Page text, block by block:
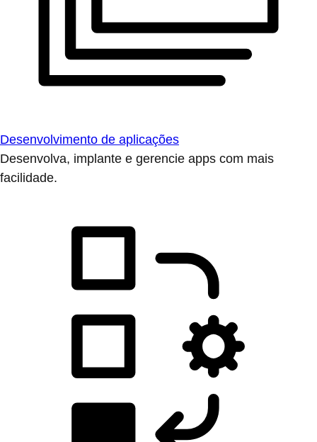
Desenvolvimento de aplicações
Desenvolva, implante e gerencie apps com mais
facilidade.